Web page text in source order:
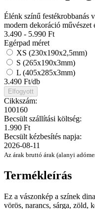
Élénk színű festékrobbanás
modern dekoráció művészet
3.490 - 5.990 Ft
Egérpad méret
XS (230x190x2,5mm)
S (265x190x3mm)
L (405x285x3mm)
3.490 Ft/db
Elfogyott
Cikkszám:
100160
Becsült szállítási költség:
1.990 Ft
Becsült kézbesítés napja:
2026-08-11
Az árak bruttó árak (alanyi
Termékleírás
Ez a vászonkép a színek
vörös, narancs, sárga, zöld,